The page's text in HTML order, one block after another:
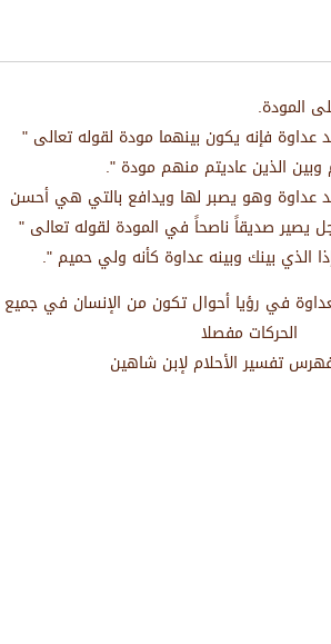
المودة.
عداوة فإنه يكون بينهما مودة لقوله تعالى "
الذين عاديتم منهم مودة ".
عداوة وهو يصبر لها ويدافع بالتي هي أحسن
يصير صديقاً ناصحاً في المودة لقوله تعالى "
الذي بينك وبينه عداوة كأنه ولي حميم ".
في رؤيا أحوال تكون من الإنسان في جميع
الحركات مفصلا
تفسير الأحلام لإبن شاهين